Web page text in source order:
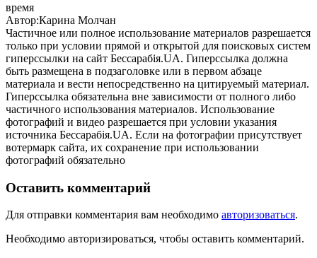
время
Автор:Карина Молчан
Частичное или полное использование материалов разрешается
только при условии прямой и открытой для поисковых систем
гиперссылки на сайт Бессарабія.UA. Гиперссылка должна
быть размещена в подзаголовке или в первом абзаце
материала и вести непосредственно на цитируемый материал.
Гиперссылка обязательна вне зависимости от полного либо
частичного использования материалов. Использование
фотографий и видео разрешается при условии указания
источника Бессарабія.UA. Если на фотографии присутствует
вотермарк сайта, их сохранение при использовании
фотографий обязательно
Оставить комментарий
Для отправки комментария вам необходимо авторизоваться.
Необходимо авторизироваться, чтобы оставить комментарий.